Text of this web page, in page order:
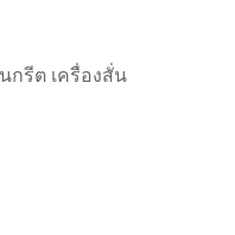
กรีต เครื่องสั่น